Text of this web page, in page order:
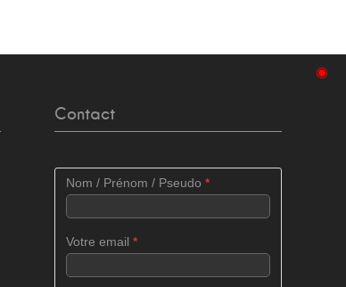
◉
Contact
Nom / Prénom / Pseudo *
Votre email *